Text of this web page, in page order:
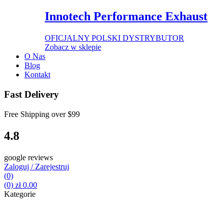
Innotech Performance Exhaust
OFICJALNY POLSKI DYSTRYBUTOR
Zobacz w sklepie
O Nas
Blog
Kontakt
Fast Delivery
Free Shipping over$99
4.8
google reviews
Zaloguj / Zarejestruj
(0)
(0) zł0.00
Kategorie